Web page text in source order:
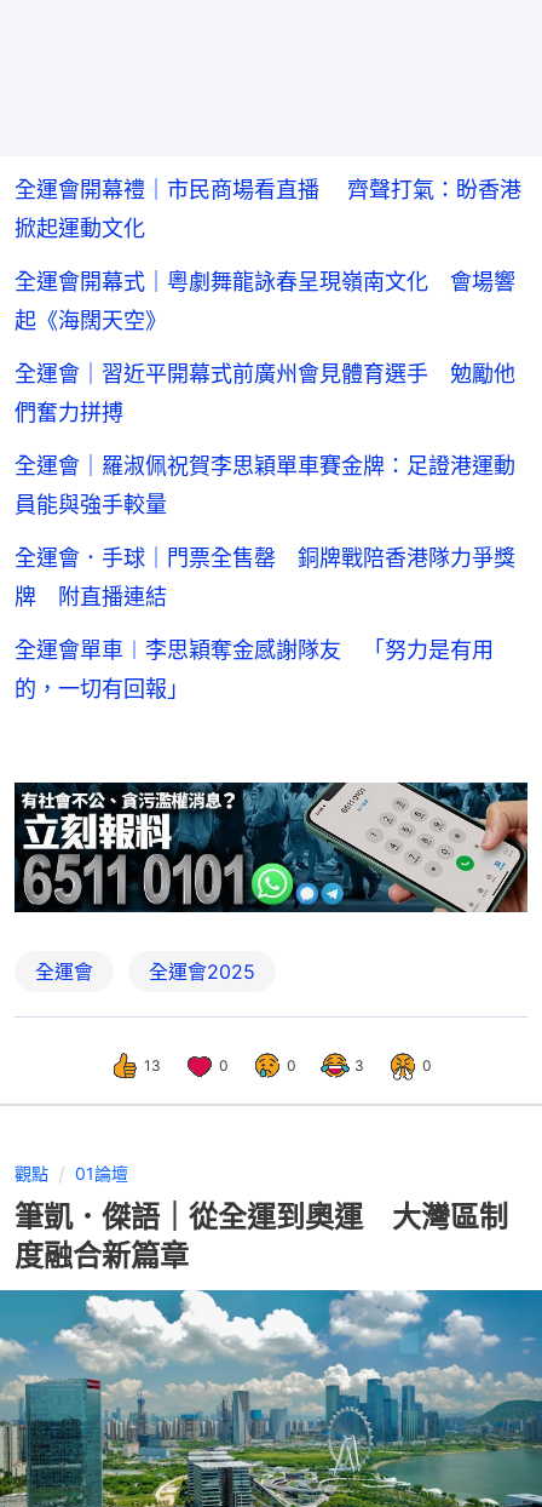
全運會開幕禮｜市民商場看直播 齊聲打氣：盼香港
掀起運動文化
全運會開幕式｜粵劇舞龍詠春呈現嶺南文化 會場響
起《海闊天空》
全運會｜習近平開幕式前廣州會見體育選手 勉勵他
們奮力拼搏
全運會｜羅淑佩祝賀李思穎單車賽金牌：足證港運動
員能與強手較量
全運會．手球｜門票全售罄 銅牌戰陪香港隊力爭獎
牌 附直播連結
全運會單車︱李思穎奪金感謝隊友 「努力是有用
的，一切有回報」
全運會 全運會2025
13 0 0 3 0
觀點 01論壇
筆凱．傑語｜從全運到奧運 大灣區制
度融合新篇章